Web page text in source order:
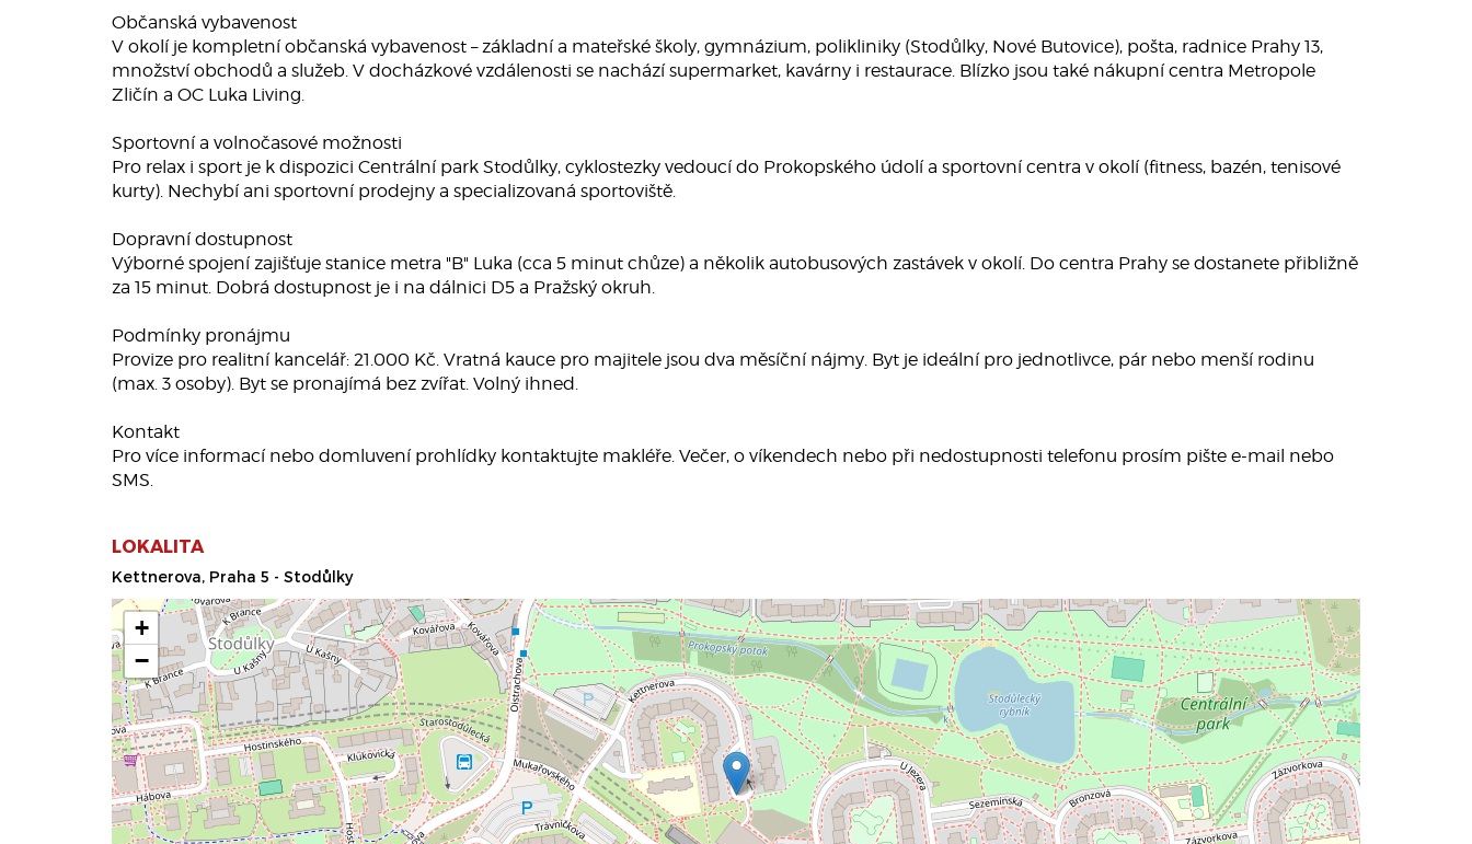
Občanská vybavenost
V okolí je kompletní občanská vybavenost – základní a mateřské školy, gymnázium, polikliniky (Stodůlky, Nové Butovice), pošta, radnice Prahy 13,
množství obchodů a služeb. V docházkové vzdálenosti se nachází supermarket, kavárny i restaurace. Blízko jsou také nákupní centra Metropole
Zličín a OC Luka Living.
Sportovní a volnočasové možnosti
Pro relax i sport je k dispozici Centrální park Stodůlky, cyklostezky vedoucí do Prokopského údolí a sportovní centra v okolí (fitness, bazén, tenisové
kurty). Nechybí ani sportovní prodejny a specializovaná sportoviště.
Dopravní dostupnost
Výborné spojení zajišťuje stanice metra "B" Luka (cca 5 minut chůze) a několik autobusových zastávek v okolí. Do centra Prahy se dostanete přibližně
za 15 minut. Dobrá dostupnost je i na dálnici D5 a Pražský okruh.
Podmínky pronájmu
Provize pro realitní kancelář: 21.000 Kč. Vratná kauce pro majitele jsou dva měsíční nájmy. Byt je ideální pro jednotlivce, pár nebo menší rodinu
(max. 3 osoby). Byt se pronajímá bez zvířat. Volný ihned.
Kontakt
Pro více informací nebo domluvení prohlídky kontaktujte makléře. Večer, o víkendech nebo při nedostupnosti telefonu prosím pište e-mail nebo
SMS.
LOKALITA
Kettnerova, Praha 5 - Stodůlky
+
−